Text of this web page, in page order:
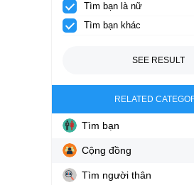
Tìm bạn là nữ
Tìm bạn khác
SEE RESULT
RELATED
Tìm bạn
Cộng đồng
Tìm người thân